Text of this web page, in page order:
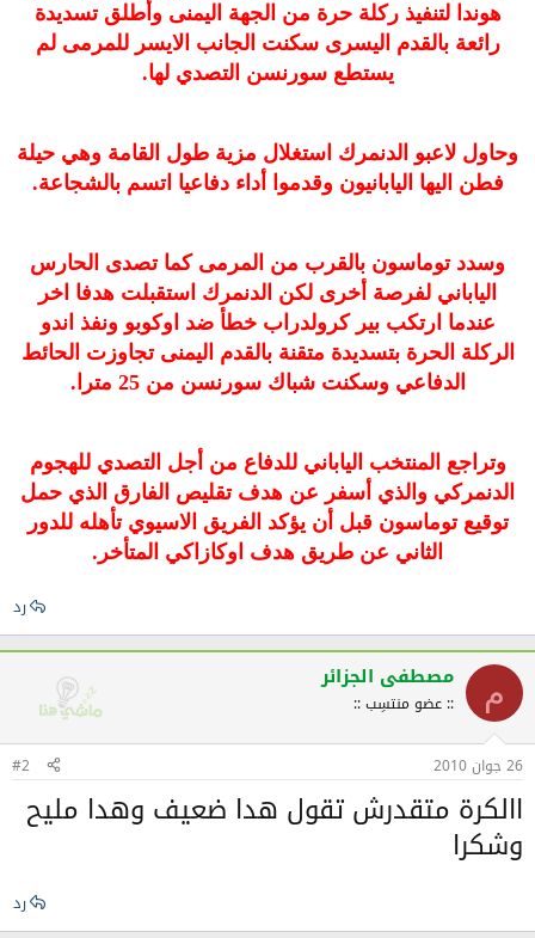
هوندا لتنفيذ ركلة حرة من الجهة اليمنى وأطلق تسديدة
رائعة بالقدم اليسرى سكنت الجانب الايسر للمرمى لم
يستطع سورنسن التصدي لها.
وحاول لاعبو الدنمرك استغلال مزية طول القامة وهي حيلة
فطن اليها اليابانيون وقدموا أداء دفاعيا اتسم بالشجاعة.
وسدد توماسون بالقرب من المرمى كما تصدى الحارس
الياباني لفرصة أخرى لكن الدنمرك استقبلت هدفا اخر
عندما ارتكب بير كرولدراب خطأ ضد اوكوبو ونفذ اندو
الركلة الحرة بتسديدة متقنة بالقدم اليمنى تجاوزت الحائط
الدفاعي وسكنت شباك سورنسن من 25 مترا.
وتراجع المنتخب الياباني للدفاع من أجل التصدي للهجوم
الدنمركي والذي أسفر عن هدف تقليص الفارق الذي حمل
توقيع توماسون قبل أن يؤكد الفريق الاسيوي تأهله للدور
الثاني عن طريق هدف اوكازاكي المتأخر.
رد
م مصطفى الجزائر
:: عضو منتسِب ::
26 جوان 2010 #2
االكرة متقدرش تقول هدا ضعيف وهدا مليح
وشكرا
رد